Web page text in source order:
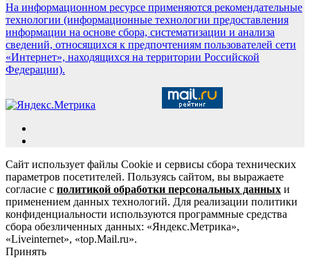
На информационном ресурсе применяются рекомендательные
технологии (информационные технологии предоставления
информации на основе сбора, систематизации и анализа
сведений, относящихся к предпочтениям пользователей сети
«Интернет», находящихся на территории Российской
Федерации).
Сайт использует файлы Cookie и сервисы сбора технических
параметров посетителей. Пользуясь сайтом, вы выражаете
согласие с политикой обработки персональных данных и
применением данных технологий. Для реализации политики
конфиденциальности используются программные средства
сбора обезличенных данных: «Яндекс.Метрика»,
«Liveinternet», «top.Mail.ru».
Принять